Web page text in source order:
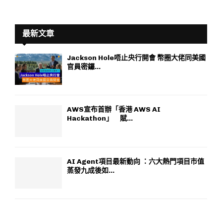
最新文章
Jackson Hole唔止央行開會 幣圈大佬同美國
官員密鑼...
AWS宣布首辦「香港 AWS AI
Hackathon」 賦...
AI Agent項目最新動向 ：六大熱門項目市值
蒸發九成後如...